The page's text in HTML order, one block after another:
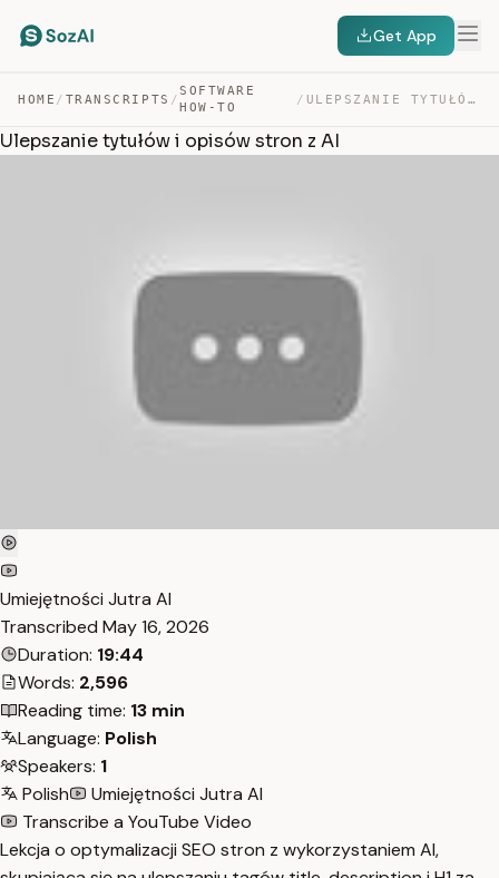
Get App
HOME / TRANSCRIPTS /
SOFTWARE
HOW-TO
/ ULEPSZANIE TYTUŁÓW I OPISÓW STRON Z AI — TRANSCRIPT
Ulepszanie tytułów i opisów stron z AI
Umiejętności Jutra AI
Transcribed May 16, 2026
Duration: 19:44
Words: 2,596
Reading time: 13 min
Language: Polish
Speakers: 1
Polish
Umiejętności Jutra AI
Transcribe a YouTube Video
Lekcja o optymalizacji SEO stron z wykorzystaniem AI,